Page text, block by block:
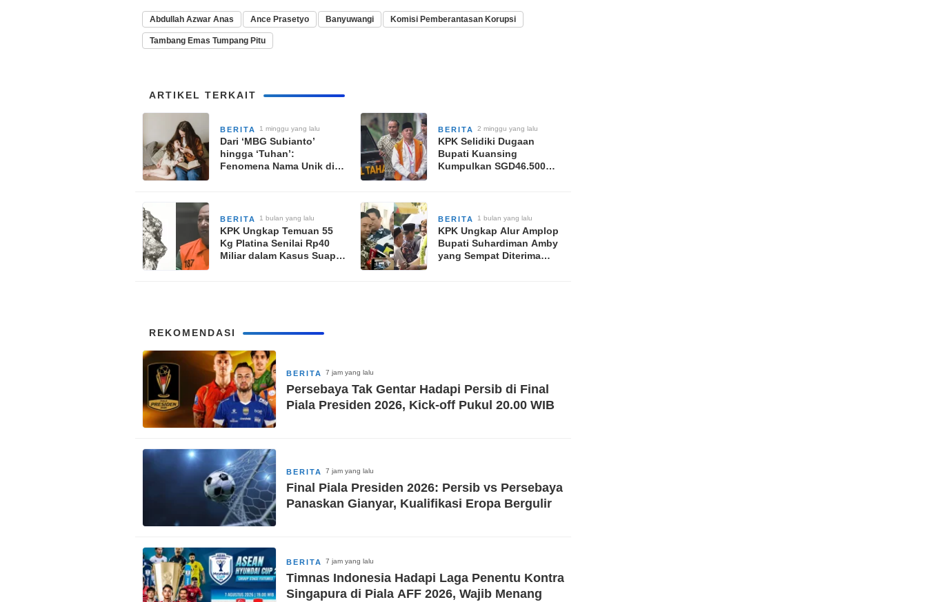
Abdullah Azwar Anas Ance Prasetyo Banyuwangi Komisi Pemberantasan Korupsi
Tambang Emas Tumpang Pitu
ARTIKEL TERKAIT
BERITA 1 minggu yang lalu
Dari ‘MBG Subianto’
hingga ‘Tuhan’:
Fenomena Nama Unik di
BERITA 2 minggu yang lalu
KPK Selidiki Dugaan
Bupati Kuansing
Kumpulkan SGD46.500
BERITA 1 bulan yang lalu
KPK Ungkap Temuan 55
Kg Platina Senilai Rp40
Miliar dalam Kasus Suap
BERITA 1 bulan yang lalu
KPK Ungkap Alur Amplop
Bupati Suhardiman Amby
yang Sempat Diterima
REKOMENDASI
BERITA 7 jam yang lalu
Persebaya Tak Gentar Hadapi Persib di Final
Piala Presiden 2026, Kick-off Pukul 20.00 WIB
BERITA 7 jam yang lalu
Final Piala Presiden 2026: Persib vs Persebaya
Panaskan Gianyar, Kualifikasi Eropa Bergulir
BERITA 7 jam yang lalu
Timnas Indonesia Hadapi Laga Penentu Kontra
Singapura di Piala AFF 2026, Wajib Menang